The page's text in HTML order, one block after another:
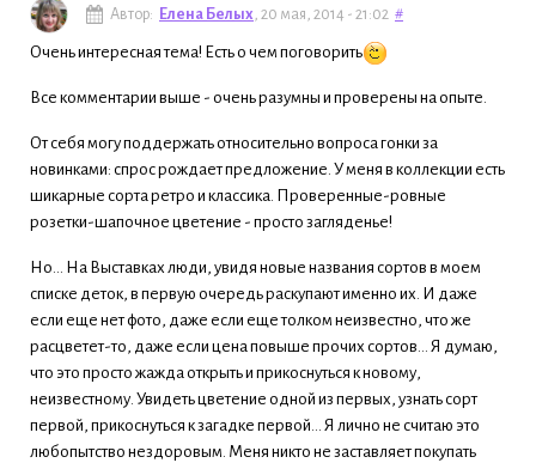
Автор: Елена Белых, 20 мая, 2014 - 21:02 #
Очень интересная тема! Есть о чем поговорить
Все комментарии выше - очень разумны и проверены на опыте.
От себя могу поддержать относительно вопроса гонки за
новинками: спрос рождает предложение. У меня в коллекции есть
шикарные сорта ретро и классика. Проверенные-ровные
розетки-шапочное цветение - просто загляденье!
Но... На Выставках люди, увидя новые названия сортов в моем
списке деток, в первую очередь раскупают именно их. И даже
если еще нет фото, даже если еще толком неизвестно, что же
расцветет-то, даже если цена повыше прочих сортов... Я думаю,
что это просто жажда открыть и прикоснуться к новому,
неизвестному. Увидеть цветение одной из первых, узнать сорт
первой, прикоснуться к загадке первой... Я лично не считаю это
любопытство нездоровым. Меня никто не заставляет покупать